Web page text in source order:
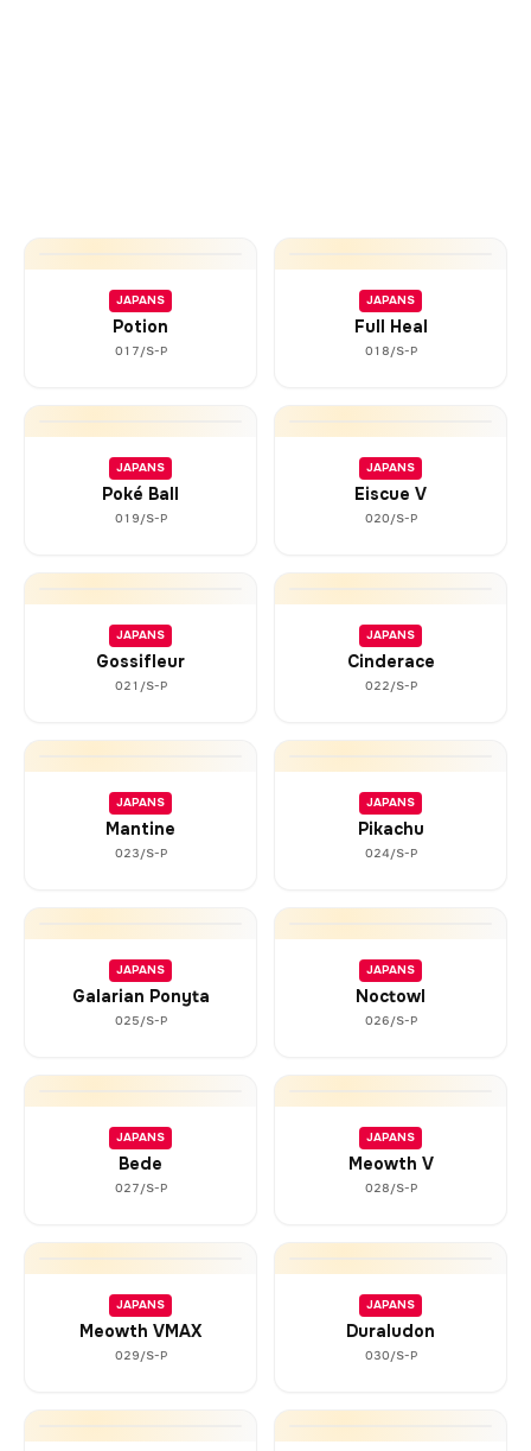
JAPANS
Potion
017/S-P
JAPANS
Full Heal
018/S-P
JAPANS
Poké Ball
019/S-P
JAPANS
Eiscue V
020/S-P
JAPANS
Gossifleur
021/S-P
JAPANS
Cinderace
022/S-P
JAPANS
Mantine
023/S-P
JAPANS
Pikachu
024/S-P
JAPANS
Galarian Ponyta
025/S-P
JAPANS
Noctowl
026/S-P
JAPANS
Bede
027/S-P
JAPANS
Meowth V
028/S-P
JAPANS
Meowth VMAX
029/S-P
JAPANS
Duraludon
030/S-P